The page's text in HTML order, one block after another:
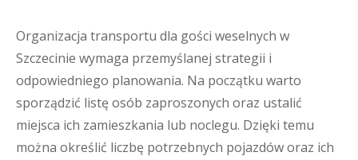
Organizacja transportu dla gości weselnych w
Szczecinie wymaga przemyślanej strategii i
odpowiedniego planowania. Na początku warto
sporządzić listę osób zaproszonych oraz ustalić
miejsca ich zamieszkania lub noclegu. Dzięki temu
można określić liczbę potrzebnych pojazdów oraz ich